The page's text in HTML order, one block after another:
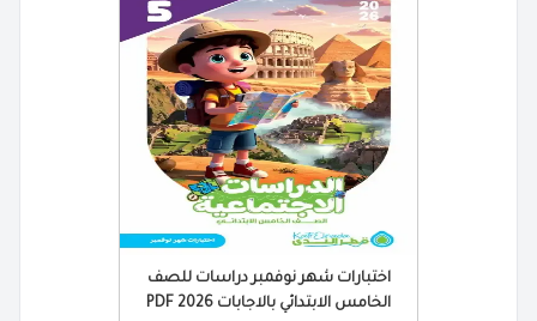
اختبارات شهر نوفمبر دراسات للصف
الخامس الابتدائي بالاجابات 2026 PDF